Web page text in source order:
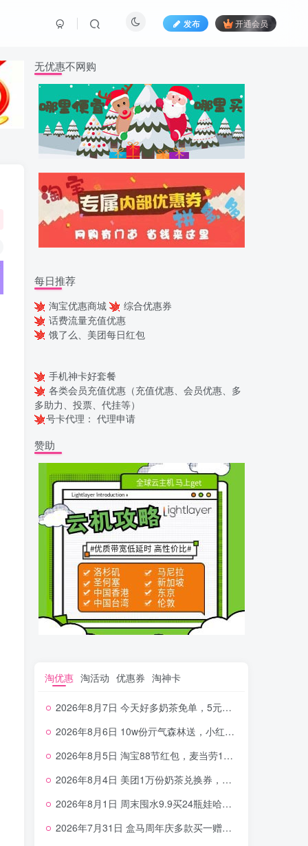
发布 开通会员
无优惠不网购
每日推荐
淘宝优惠商城
综合优惠券
话费流量充值优惠
饿了么、美团每日红包
手机神卡好套餐
各类会员充值优惠（充值优惠、会员优惠、多
多助力、投票、代挂等）
号卡代理： 代理申请
赞助
淘优惠 淘活动 优惠券 淘神卡
2026年8月7日 今天好多奶茶免单，5元农行省钱卡，京东抢0.01沪上，邮储5.88元等
2026年8月6日 10w份亓气森林送，小红书12元无门槛，中行电费30-10，0元柠檬水+0撸汉堡等
2026年8月5日 淘宝88节红包，麦当劳150万份柠檬水，三万份瑞幸免单，霸王9万份0.01券等
2026年8月4日 美团1万份奶茶兑换券，农行5E卡，中行支付超给利，美团领18个冰激凌，小米每天领2-6元等等
2026年8月1日 周末囤水9.9买24瓶娃哈哈，建行100元京东券，移动5元话费，麦当劳甜筒，交行立减金等
2026年7月31日 盒马周年庆多款买一赠一，饿了么拆红包，建行30立减金，农行领10元刷卡金等